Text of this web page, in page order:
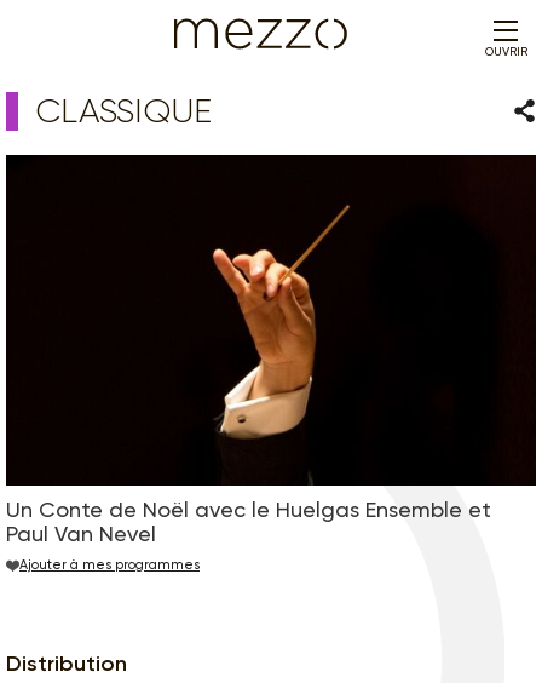
OUVRIR
CLASSIQUE
Un Conte de Noël avec le Huelgas Ensemble et
Paul Van Nevel
Ajouter à mes programmes
Distribution